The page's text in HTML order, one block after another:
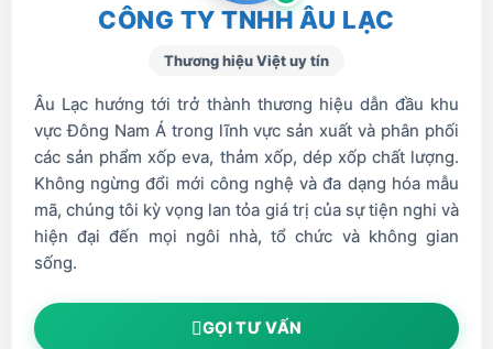
CÔNG TY TNHH ÂU LẠC
Thương hiệu Việt uy tín
Âu Lạc hướng tới trở thành thương hiệu dẫn đầu khu
vực Đông Nam Á trong lĩnh vực sản xuất và phân phối
các sản phẩm xốp eva, thảm xốp, dép xốp chất lượng.
Không ngừng đổi mới công nghệ và đa dạng hóa mẫu
mã, chúng tôi kỳ vọng lan tỏa giá trị của sự tiện nghi và
hiện đại đến mọi ngôi nhà, tổ chức và không gian
sống.
GỌI TƯ VẤN